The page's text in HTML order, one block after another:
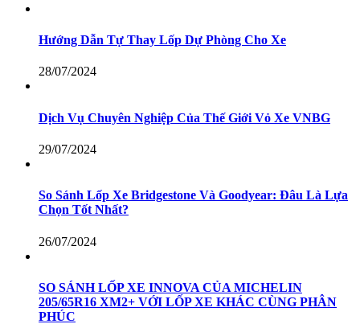
Hướng Dẫn Tự Thay Lốp Dự Phòng Cho Xe
28/07/2024
Dịch Vụ Chuyên Nghiệp Của Thế Giới Vỏ Xe VNBG
29/07/2024
So Sánh Lốp Xe Bridgestone Và Goodyear: Đâu Là Lựa
Chọn Tốt Nhất?
26/07/2024
SO SÁNH LỐP XE INNOVA CỦA MICHELIN
205/65R16 XM2+ VỚI LỐP XE KHÁC CÙNG PHÂN
PHÚC